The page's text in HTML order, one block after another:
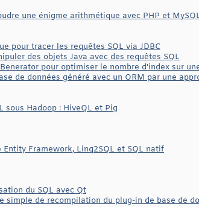
une énigme arithmétique avec PHP et
pour tracer les requêtes SQL via JDBC
des objets Java avec des requêtes SQL
pour optimiser le nombre d'index sur
de données généré avec un ORM par une
sous Hadoop : HiveQL et Pig
Framework, Linq2SQL et SQL natif
du SQL avec Qt
simple de recompilation du plug-in de base de